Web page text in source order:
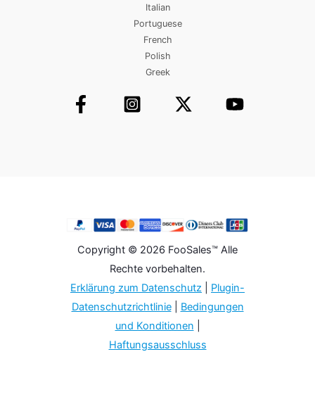
Italian
Portuguese
French
Polish
Greek
Copyright © 2026 FooSales™ Alle
Rechte vorbehalten.
Erklärung zum Datenschutz
Plugin-
Datenschutzrichtlinie| Bedingungen
und Konditionen
Haftungsausschluss